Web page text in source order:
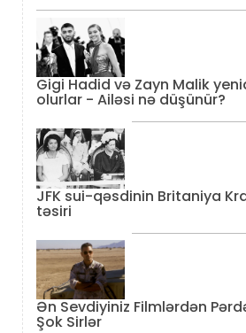
Gigi Hadid və Zayn Malik
olurlar - Ailəsi nə düşünür?
JFK sui-qəsdinin Britaniya
təsiri
Ən Sevdiyiniz Filmlərdən
Şok Sirlər